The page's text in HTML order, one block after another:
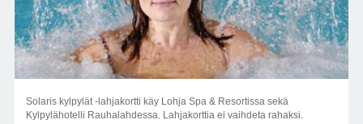
Solaris kylpylät -lahjakortti käy Lohja Spa & Resortissa sekä
Kylpylähotelli Rauhalahdessa. Lahjakorttia ei vaihdeta rahaksi.